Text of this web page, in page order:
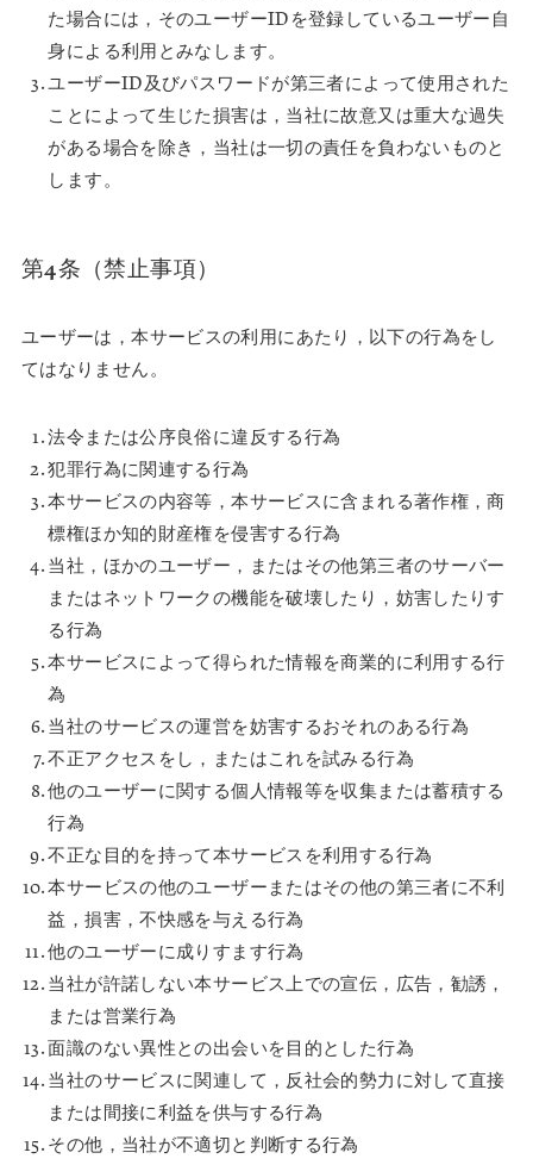
た場合には，そのユーザーIDを登録しているユーザー自
身による利用とみなします。
ユーザーID及びパスワードが第三者によって使用された
ことによって生じた損害は，当社に故意又は重大な過失
がある場合を除き，当社は一切の責任を負わないものと
します。
第4条（禁止事項）
ユーザーは，本サービスの利用にあたり，以下の行為をし
てはなりません。
法令または公序良俗に違反する行為
犯罪行為に関連する行為
本サービスの内容等，本サービスに含まれる著作権，商
標権ほか知的財産権を侵害する行為
当社，ほかのユーザー，またはその他第三者のサーバー
またはネットワークの機能を破壊したり，妨害したりす
る行為
本サービスによって得られた情報を商業的に利用する行
為
当社のサービスの運営を妨害するおそれのある行為
不正アクセスをし，またはこれを試みる行為
他のユーザーに関する個人情報等を収集または蓄積する
行為
不正な目的を持って本サービスを利用する行為
本サービスの他のユーザーまたはその他の第三者に不利
益，損害，不快感を与える行為
他のユーザーに成りすます行為
当社が許諾しない本サービス上での宣伝，広告，勧誘，
または営業行為
面識のない異性との出会いを目的とした行為
当社のサービスに関連して，反社会的勢力に対して直接
または間接に利益を供与する行為
その他，当社が不適切と判断する行為